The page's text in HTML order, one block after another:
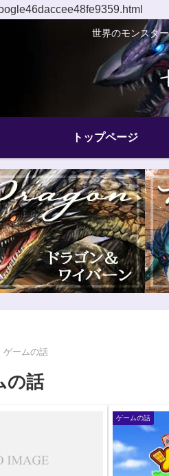
世界のモンスタ
トップページ
ゲームの話
の話
ゲームの話